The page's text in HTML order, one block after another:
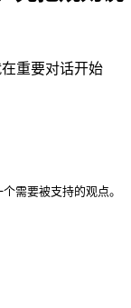
重要对话开始
需要被支持的观点。